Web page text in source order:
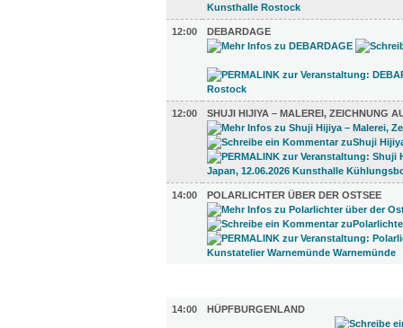
12:00 DEBARDAGE
12:00 SHUJI HIJIYA – MALEREI, ZEICHNUNG
14:00 POLARLICHTER ÜBER DER OSTSEE
14:00
HÜPFBURGENLAND